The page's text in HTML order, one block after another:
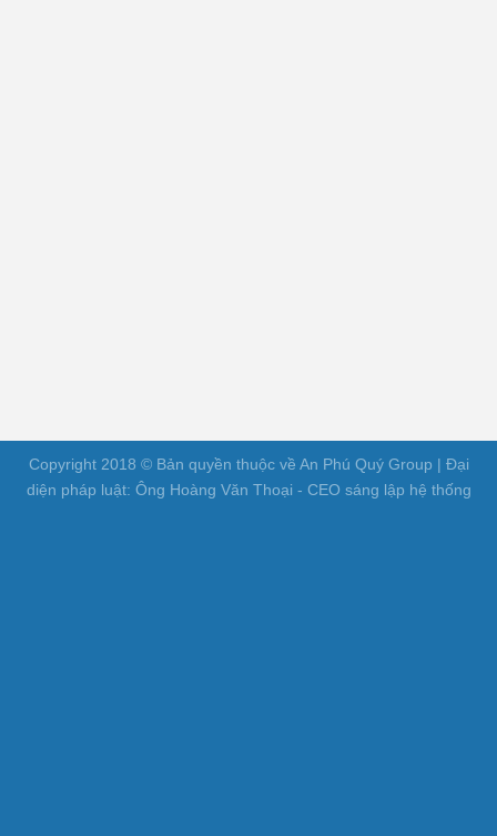
Copyright 2018 © Bản quyền thuộc về An Phú Quý Group | Đại
diện pháp luật: Ông Hoàng Văn Thoại - CEO sáng lập hệ thống